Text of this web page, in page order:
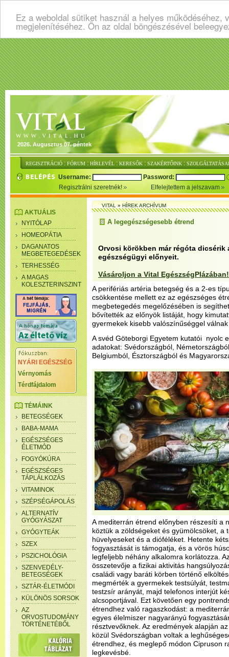
Ez a weboldal sütiket használ a helyes
megjelenítéséhez. Ön az oldal böngészésével
2026. Augusztus 07. péntek
REGISZTRÁCIÓ : FÓRUM : HÍRLEVÉL : KERESŐK : SZAKÉRTŐINK :
Username:
Password:
Regisztrálni szeretnék!
Elfelejtettem a jelszavam
AKTUÁLIS
NYITÓLAP
HOMEOPÁTIA
DAGANATOS
MEGBETEGEDÉSEK
TERHESSÉG
A MAGAS
KOLESZTERINSZINT
NYÁRI EGÉSZSÉG
Vérnyomás
Térdfájdalom
TÉMÁINK
BETEGSÉGEK
BABA-MAMA
EGÉSZSÉGES
ÉLETMÓD
FOGYÓKÚRA
EGÉSZSÉGES
TÁPLÁLKOZÁS
VITAMINOK
SZÉPSÉGÁPOLÁS
ALTERNATÍV
GYÓGYÁSZAT
GYÓGYTEÁK
SZEX
PSZICHOLÓGIA
SZENVEDÉLY-
BETEGSÉGEK
SZTÁR-ÉLETMÓDI
KÜLÖNÖS SORSOK
AZ
ORVOSTUDOMÁNY
TÖRTÉNETÉBŐL
VITAL»HÍREK ARCHÍVUM
A legegészségesebb étrend
Orvosi körökben már régóta dicsérik
egészségügyi előnyeit.
Vásároljon a Vital EgészségPlázában!
A perifériás artéria betegség és a 2-es
csökkentése mellett ez az egészséges
megbetegedés megelőzésében is
bővítették az előnyök listáját, hogy
gyermekek kisebb valószínűséggel
A svéd Göteborgi Egyetem kutatói nyolc
adatokat: Svédországból,
Belgiumból, Észtországból és
A mediterrán étrend előnyben részesíti a
köztük a zöldségeket és gyümölcsöket, a
hüvelyeseket és a dióféléket. Hetente
fogyasztását is támogatja, és a vörös
legfeljebb néhány alkalomra korlátozza.
összetevője a fizikai aktivitás
családi vagy baráti körben történő
megmérték a gyermekek testsúlyát,
testzsír arányát, majd telefonos interjút
alcsoportjával. Ezt követően egy
étrendhez való ragaszkodást: a
egyes élelmiszer nagyarányú
résztvevőknek. Az eredmények alapján
közül Svédországban voltak a
étrendhez, és meglepő módon Cipruson
legkevésbé.